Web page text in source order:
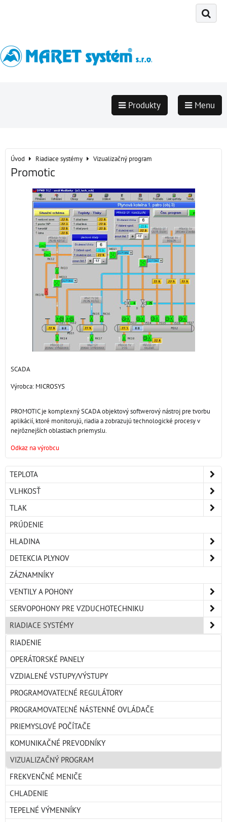
Produkty Menu
Úvod Riadiace systémy Vizualizačný program
Promotic
SCADA
Výrobca: MICROSYS
PROMOTIC je komplexný SCADA objektový softwerový nástroj pre tvorbu
aplikácií, ktoré monitorujú, riadia a zobrazujú technologické procesy v
nejrôznejších oblastiach priemyslu.
Odkaz na výrobcu
TEPLOTA
VLHKOSŤ
TLAK
PRÚDENIE
HLADINA
DETEKCIA PLYNOV
ZÁZNAMNÍKY
VENTILY A POHONY
SERVOPOHONY PRE VZDUCHOTECHNIKU
RIADIACE SYSTÉMY
RIADENIE
OPERÁTORSKÉ PANELY
VZDIALENÉ VSTUPY/VÝSTUPY
PROGRAMOVATEĽNÉ REGULÁTORY
PROGRAMOVATEĽNÉ NÁSTENNÉ OVLÁDAČE
PRIEMYSLOVÉ POČÍTAČE
KOMUNIKAČNÉ PREVODNÍKY
VIZUALIZAČNÝ PROGRAM
FREKVENČNÉ MENIČE
CHLADENIE
TEPELNÉ VÝMENNÍKY